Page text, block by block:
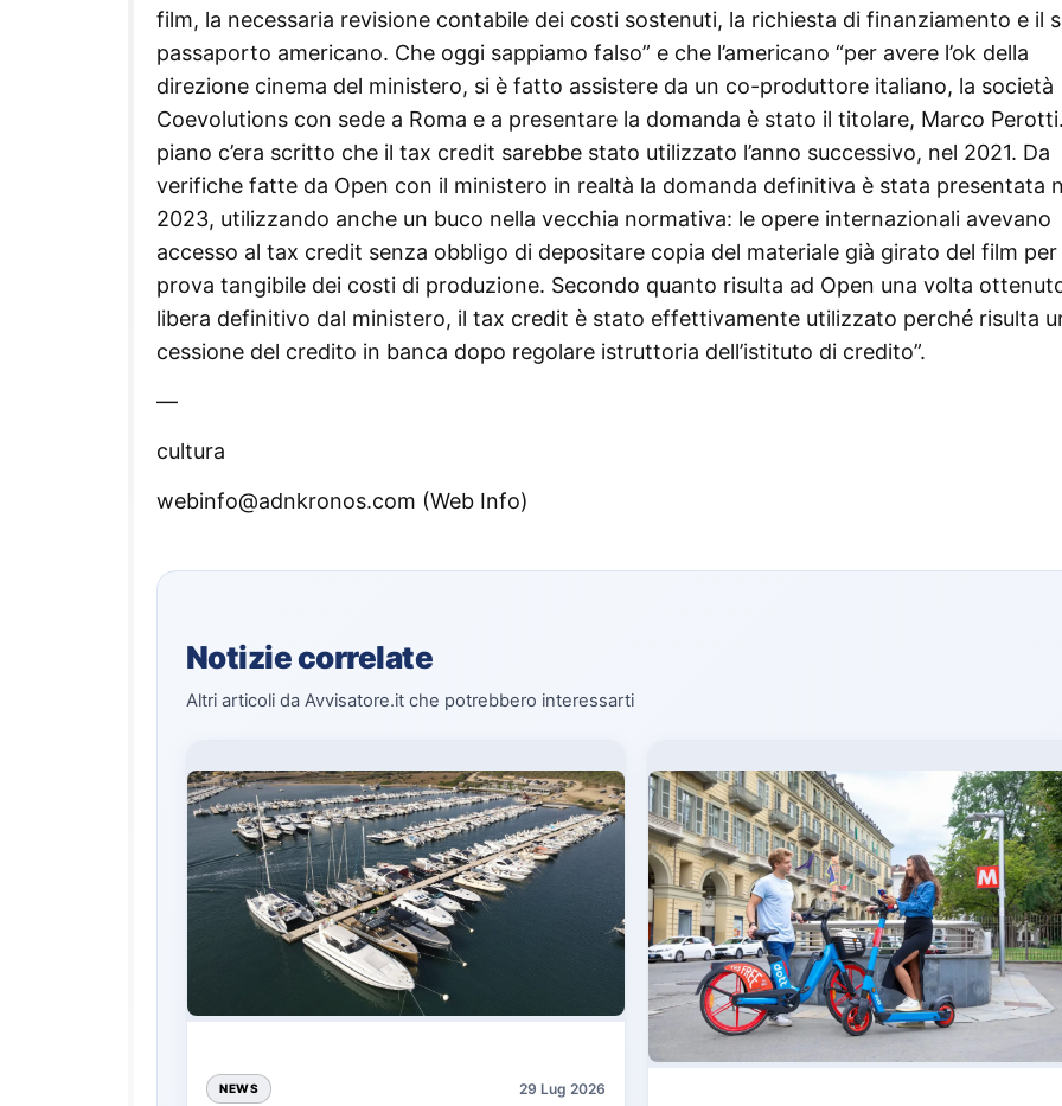
film, la necessaria revisione contabile dei costi sostenuti, la richiesta di finanziamento e il
passaporto americano. Che oggi sappiamo falso” e che l’americano “per avere l’ok della
direzione cinema del ministero, si è fatto assistere da un co-produttore italiano, la società
Coevolutions con sede a Roma e a presentare la domanda è stato il titolare, Marco
piano c’era scritto che il tax credit sarebbe stato utilizzato l’anno successivo, nel 2021. Da
verifiche fatte da Open con il ministero in realtà la domanda definitiva è stata presentata
2023, utilizzando anche un buco nella vecchia normativa: le opere internazionali avevano
accesso al tax credit senza obbligo di depositare copia del materiale già girato del film per
prova tangibile dei costi di produzione. Secondo quanto risulta ad Open una volta
libera definitivo dal ministero, il tax credit è stato effettivamente utilizzato perché risulta
cessione del credito in banca dopo regolare istruttoria dell’istituto di credito”.
—
cultura
webinfo@adnkronos.com (Web Info)
Notizie correlate
Altri articoli da Avvisatore.it che potrebbero interessarti
NEWS 29 Lug 2026